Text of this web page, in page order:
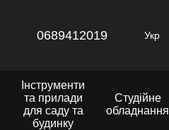
0689412019 Укр
Інструменти
та прилади
для саду та
будинку
Студійне
обладнання